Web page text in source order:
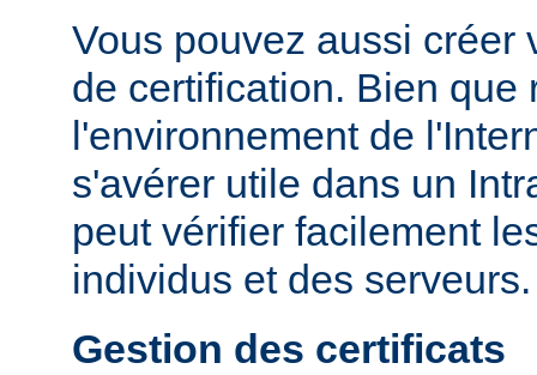
Vous pouvez aussi créer
de certification. Bien que
l'environnement de
s'avérer utile dans un
peut vérifier facilement
individus et des serveurs.
Gestion des certificats